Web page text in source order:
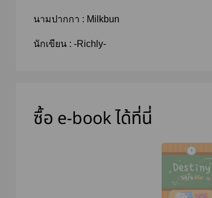
นามปากกา : Milkbun
นักเขียน : -Richly-
ซื้อ e-book ได้ที่นี่